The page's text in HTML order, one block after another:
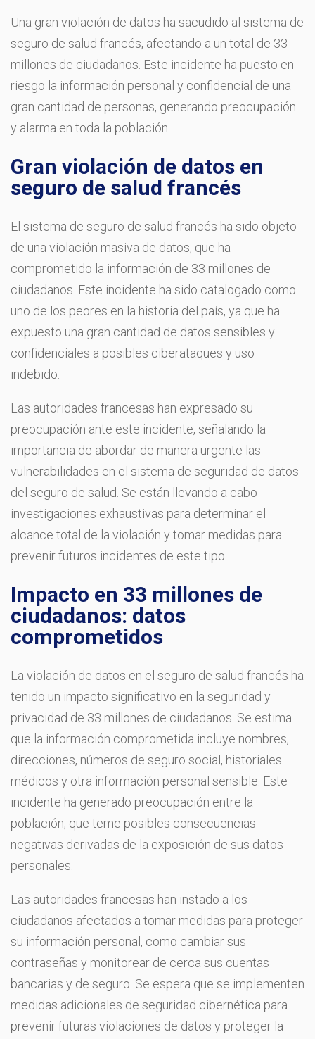
Una gran violación de datos ha sacudido al sistema de
seguro de salud francés, afectando a un total de 33
millones de ciudadanos. Este incidente ha puesto en
riesgo la información personal y confidencial de una
gran cantidad de personas, generando preocupación
y alarma en toda la población.
Gran violación de datos en
seguro de salud francés
El sistema de seguro de salud francés ha sido objeto
de una violación masiva de datos, que ha
comprometido la información de 33 millones de
ciudadanos. Este incidente ha sido catalogado como
uno de los peores en la historia del país, ya que ha
expuesto una gran cantidad de datos sensibles y
confidenciales a posibles ciberataques y uso
indebido.
Las autoridades francesas han expresado su
preocupación ante este incidente, señalando la
importancia de abordar de manera urgente las
vulnerabilidades en el sistema de seguridad de datos
del seguro de salud. Se están llevando a cabo
investigaciones exhaustivas para determinar el
alcance total de la violación y tomar medidas para
prevenir futuros incidentes de este tipo.
Impacto en 33 millones de
ciudadanos: datos
comprometidos
La violación de datos en el seguro de salud francés ha
tenido un impacto significativo en la seguridad y
privacidad de 33 millones de ciudadanos. Se estima
que la información comprometida incluye nombres,
direcciones, números de seguro social, historiales
médicos y otra información personal sensible. Este
incidente ha generado preocupación entre la
población, que teme posibles consecuencias
negativas derivadas de la exposición de sus datos
personales.
Las autoridades francesas han instado a los
ciudadanos afectados a tomar medidas para proteger
su información personal, como cambiar sus
contraseñas y monitorear de cerca sus cuentas
bancarias y de seguro. Se espera que se implementen
medidas adicionales de seguridad cibernética para
prevenir futuras violaciones de datos y proteger la